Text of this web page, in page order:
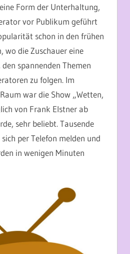
Form der Unterhaltung,
vor Publikum geführt
schon in den frühen
wo die Zuschauer eine
spannenden Themen
zu folgen. Im
war die Show „Wetten,
von Frank Elstner ab
sehr beliebt. Tausende
per Telefon melden und
in wenigen Minuten